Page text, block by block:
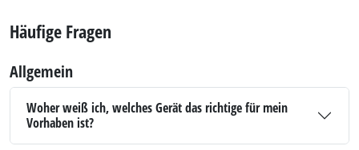
Häufige Fragen
Allgemein
Woher weiß ich, welches Gerät das richtige für mein
Vorhaben ist?